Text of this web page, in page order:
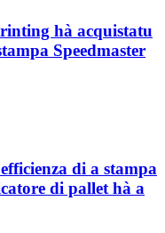
hà acquistatu
Speedmaster
di a stampa
di pallet hà a